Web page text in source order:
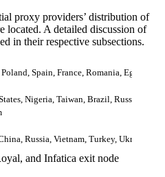
proxy providers’ distribution of
located. A detailed discussion of
in their respective subsections.
Spain, France, Romania, Egypt,
Nigeria, Taiwan, Brazil, Russia,
Russia, Vietnam, Turkey, Ukraine,
and Infatica exit node